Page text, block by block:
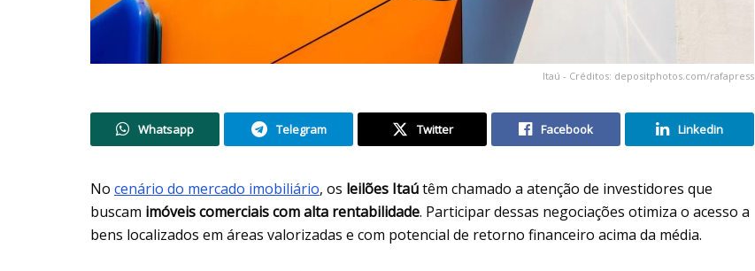
Itaú - Créditos: depositphotos.com/rafapress
Whatsapp Telegram Twitter Facebook Linkedin
No cenário do mercado imobiliário, os leilões Itaútêm chamado a atenção de investidores que
buscam imóveis comerciais com alta rentabilidade. Participar dessas negociações otimiza o acesso a
bens localizados em áreas valorizadas e com potencial de retorno financeiro acima da média.